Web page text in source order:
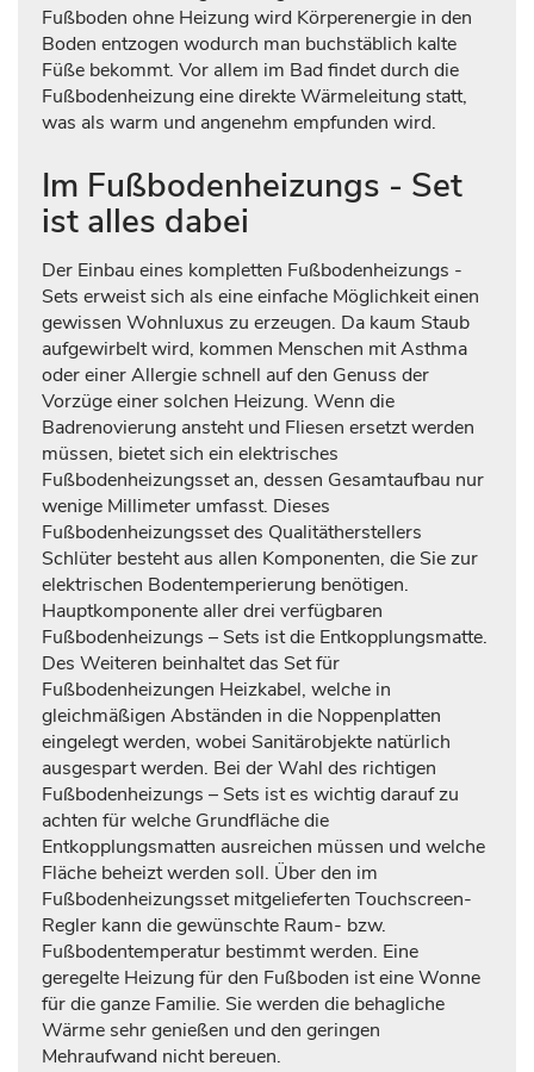
Fußboden ohne Heizung wird Körperenergie in den
Boden entzogen wodurch man buchstäblich kalte
Füße bekommt. Vor allem im Bad findet durch die
Fußbodenheizung eine direkte Wärmeleitung statt,
was als warm und angenehm empfunden wird.
Im Fußbodenheizungs - Set
ist alles dabei
Der Einbau eines kompletten Fußbodenheizungs -
Sets erweist sich als eine einfache Möglichkeit einen
gewissen Wohnluxus zu erzeugen. Da kaum Staub
aufgewirbelt wird, kommen Menschen mit Asthma
oder einer Allergie schnell auf den Genuss der
Vorzüge einer solchen Heizung. Wenn die
Badrenovierung ansteht und Fliesen ersetzt werden
müssen, bietet sich ein elektrisches
Fußbodenheizungsset an, dessen Gesamtaufbau nur
wenige Millimeter umfasst. Dieses
Fußbodenheizungsset des Qualitätherstellers
Schlüter besteht aus allen Komponenten, die Sie zur
elektrischen Bodentemperierung benötigen.
Hauptkomponente aller drei verfügbaren
Fußbodenheizungs – Sets ist die Entkopplungsmatte.
Des Weiteren beinhaltet das Set für
Fußbodenheizungen Heizkabel, welche in
gleichmäßigen Abständen in die Noppenplatten
eingelegt werden, wobei Sanitärobjekte natürlich
ausgespart werden. Bei der Wahl des richtigen
Fußbodenheizungs – Sets ist es wichtig darauf zu
achten für welche Grundfläche die
Entkopplungsmatten ausreichen müssen und welche
Fläche beheizt werden soll. Über den im
Fußbodenheizungsset mitgelieferten Touchscreen-
Regler kann die gewünschte Raum- bzw.
Fußbodentemperatur bestimmt werden. Eine
geregelte Heizung für den Fußboden ist eine Wonne
für die ganze Familie. Sie werden die behagliche
Wärme sehr genießen und den geringen
Mehraufwand nicht bereuen.